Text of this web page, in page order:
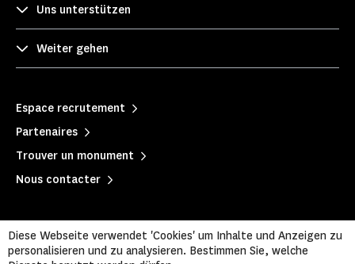
Uns unterstützen
Weiter gehen
Espace recrutement
Partenaires
Trouver un monument
Nous contacter
Diese Webseite verwendet 'Cookies' um Inhalte und Anzeigen zu
personalisieren und zu analysieren. Bestimmen Sie, welche